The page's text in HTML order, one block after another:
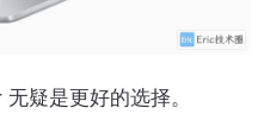
疑是更好的选择。